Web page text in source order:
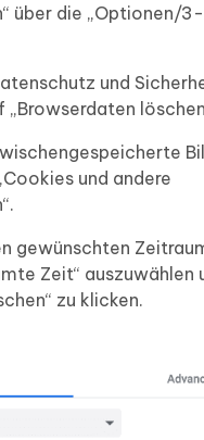
über die „Optionen/
und
„Browserdaten
und andere
gewünschten
Zeit“ auszuwählen
zu klicken.